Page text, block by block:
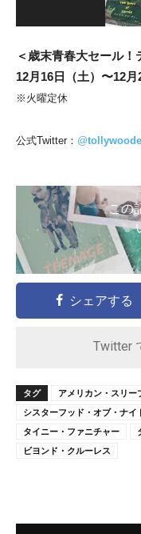
＜歳末⻘春⼤セール
12⽉16⽇（⼟）〜12
※⽕曜定休
公式Twitter： @
この
シェアする
Twitter
タグ アメリカン・スリー
シスターフッド・オブ・ナイ
タイニー・ファニチャー
ビヨンド・クルーレス